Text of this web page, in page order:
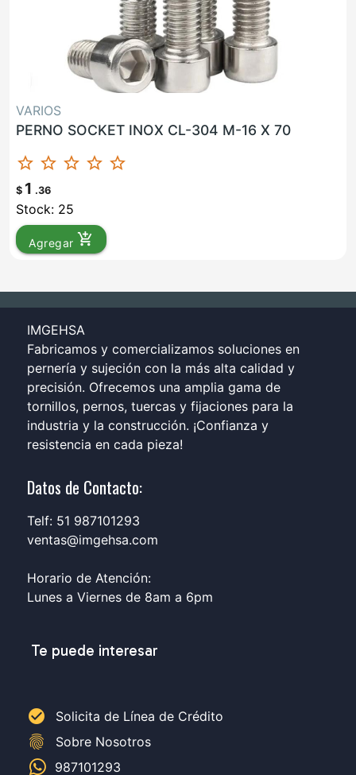
VARIOS
PERNO SOCKET INOX CL-304 M-16 X 70
star_border star_border star_border star_border star_border
$ 1 .36
Stock: 25
Agregar add_shopping_cart
IMGEHSA
Fabricamos y comercializamos soluciones en
pernería y sujeción con la más alta calidad y
precisión. Ofrecemos una amplia gama de
tornillos, pernos, tuercas y fijaciones para la
industria y la construcción. ¡Confianza y
resistencia en cada pieza!
Datos de Contacto:
Telf: 51 987101293
ventas@imgehsa.com
Horario de Atención:
Lunes a Viernes de 8am a 6pm
Te puede interesar
check_circle Solicita de Línea de Crédito
fingerprint
Sobre Nosotros
987101293